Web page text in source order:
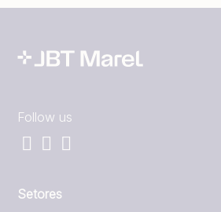
Follow us
Setores